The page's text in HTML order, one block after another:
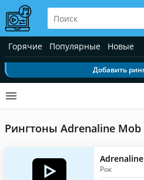
Горячие Популярные Новые
Добавить
Рингтоны Adrenaline Mob
Рок